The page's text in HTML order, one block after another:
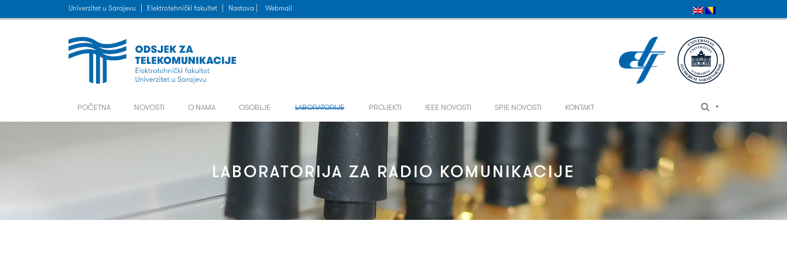
Univerzitet u Sarajevu Elektrotehnički fakultet Nastava | Webmail
POČETNA NOVOSTI O NAMA OSOBLJE LABORATORIJE PROJEKTI IEEE NOVOSTI SPIE NOVOSTI KONTAKT •
LABORATORIJA ZA RADIO KOMUNIKACIJE